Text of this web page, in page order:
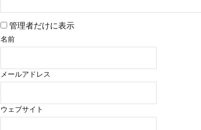
管理者だけに表示
名前
メールアドレス
ウェブサイト